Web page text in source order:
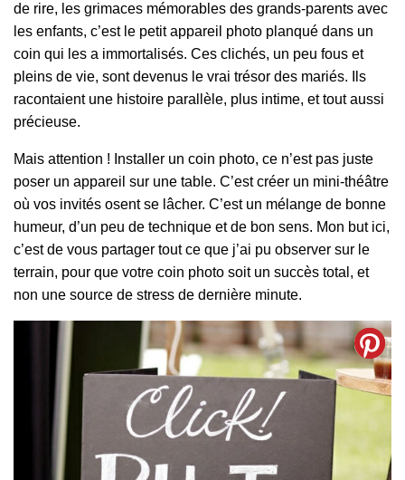
de rire, les grimaces mémorables des grands-parents avec
les enfants, c’est le petit appareil photo planqué dans un
coin qui les a immortalisés. Ces clichés, un peu fous et
pleins de vie, sont devenus le vrai trésor des mariés. Ils
racontaient une histoire parallèle, plus intime, et tout aussi
précieuse.
Mais attention ! Installer un coin photo, ce n’est pas juste
poser un appareil sur une table. C’est créer un mini-théâtre
où vos invités osent se lâcher. C’est un mélange de bonne
humeur, d’un peu de technique et de bon sens. Mon but ici,
c’est de vous partager tout ce que j’ai pu observer sur le
terrain, pour que votre coin photo soit un succès total, et
non une source de stress de dernière minute.